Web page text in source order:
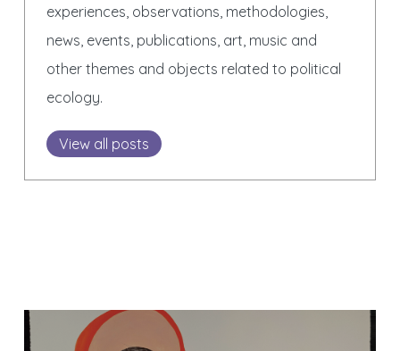
experiences, observations, methodologies,
news, events, publications, art, music and
other themes and objects related to political
ecology.
View all posts